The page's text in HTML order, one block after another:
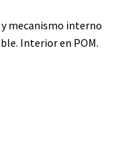
mecanismo interno
Interior en POM.